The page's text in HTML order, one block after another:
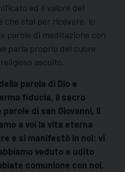
ed il valore del
che stai per ricevere, io
parole di meditazione con
parla proprio del cuore
ascolto.
parola di Dio e
fiducia, il sacro
di san Giovanni, il
a voi la vita eterna
e si manifestò in noi: vi
veduto e udito
comunione con noi,